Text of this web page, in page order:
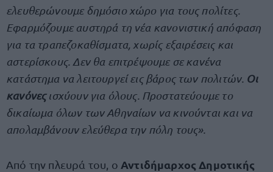
ελευθερώνουμε δημόσιο χώρο για τους πολίτες.
Εφαρμόζουμε αυστηρά τη νέα κανονιστική απόφαση
για τα τραπεζοκαθίσματα, χωρίς εξαιρέσεις και
αστερίσκους. Δεν θα επιτρέψουμε σε κανένα
κατάστημα να λειτουργεί εις βάρος των πολιτών. Οι
κανόνεςισχύουν για όλους. Προστατεύουμε το
δικαίωμα όλων των Αθηναίων να κινούνται και να
απολαμβάνουν ελεύθερα την πόλη τους».
Από την πλευρά του, ο Αντιδήμαρχος Δημοτικής